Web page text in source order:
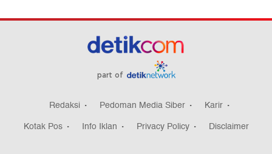
part of
Redaksi Pedoman Media Siber
Karir
Kotak Pos
Info Iklan Privacy Policy Disclaimer